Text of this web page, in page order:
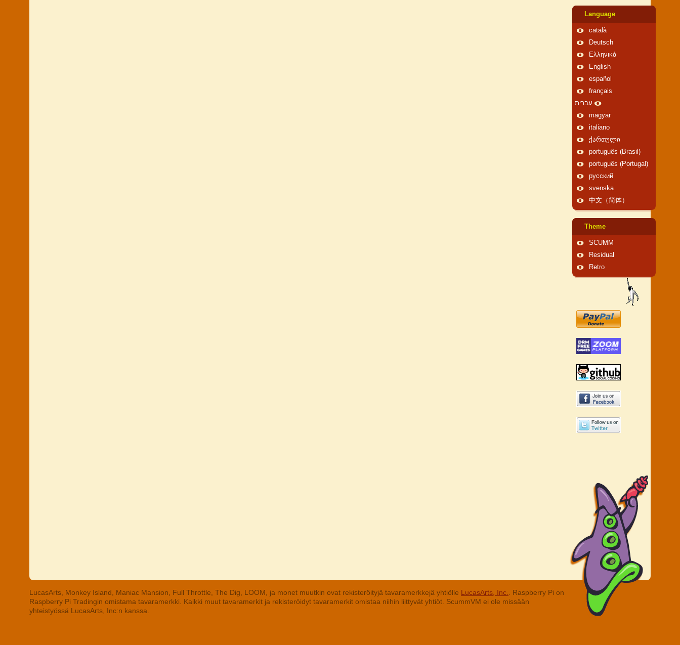
Language
català
Deutsch
Ελληνικά
English
español
français
עברית
magyar
italiano
ქართული
português (Brasil)
português (Portugal)
русский
svenska
中文（简体）
Theme
SCUMM
Residual
Retro
LucasArts, Monkey Island, Maniac Mansion, Full Throttle, The Dig, LOOM, ja monet muutkin ovat rekisteröityjä tavaramerkkejä yhtiölle LucasArts, Inc.
. Raspberry Pi on
Raspberry Pi Tradingin omistama tavaramerkki. Kaikki muut tavaramerkit ja rekisteröidyt tavaramerkit omistaa niihin liittyvät yhtiöt. ScummVM ei ole missään
yhteistyössä LucasArts, Inc:n kanssa.